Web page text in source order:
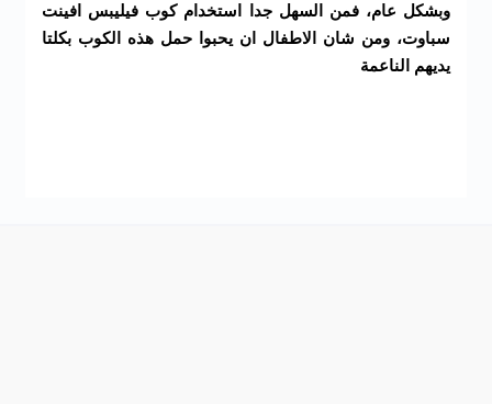
وبشكل عام، فمن السهل جدا استخدام كوب فيليبس افينت
سباوت، ومن شان الاطفال ان يحبوا حمل هذه الكوب بكلتا
يديهم الناعمة